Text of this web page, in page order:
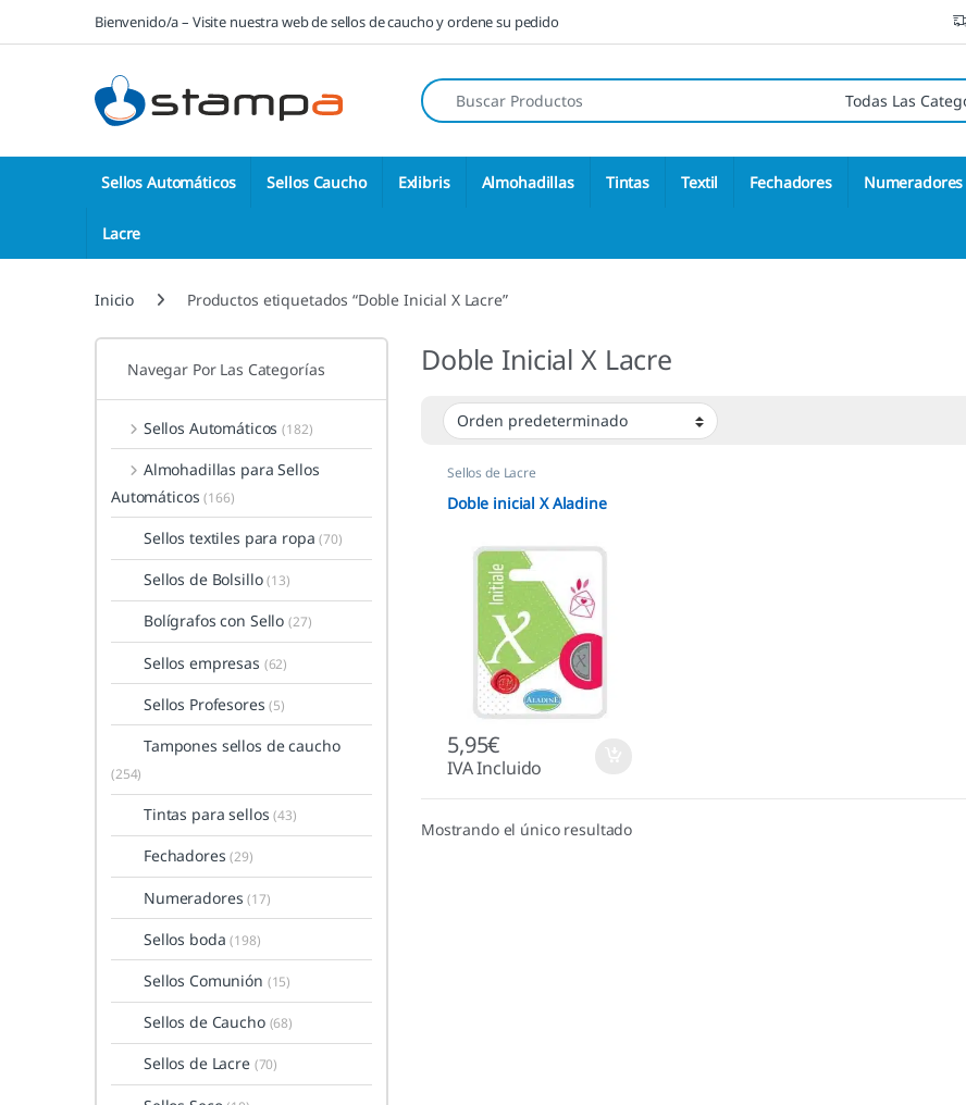
Saltar a la navegación
Saltar al contenidoBienvenido/a – Visite nuestra web de sellos de caucho y ordene su pedido
Búsqueda de:
Sellos Automáticos Sellos Caucho Exlibris Almohadillas Tintas Textil Fechadores Numeradores
Lacre
Inicio Productos etiquetados “Doble Inicial X Lacre”
Doble Inicial X Lacre
Sellos de Lacre
Doble inicial X Aladine
5,95€
IVA Incluido
Mostrando el único resultado
Navegar Por Las Categorías
Sellos Automáticos(182)
Almohadillas para Sellos
Automáticos(166)
Sellos textiles para ropa(70)
Sellos de Bolsillo(13)
Bolígrafos con Sello(27)
Sellos empresas (62)
Sellos Profesores(5)
Tampones sellos de caucho
(254)
Tintas para sellos(43)
Fechadores(29)
Numeradores(17)
Sellos boda(198)
Sellos Comunión (15)
Sellos de Caucho (68)
Sellos de Lacre (70)